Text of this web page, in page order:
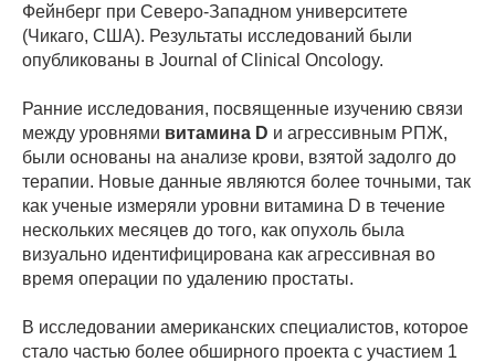
Фейнберг при Северо-Западном университете
(Чикаго, США). Результаты исследований были
опубликованы в Journal of Clinical Oncology.
Ранние исследования, посвященные изучению связи
между уровнями витамина D и агрессивным РПЖ,
были основаны на анализе крови, взятой задолго до
терапии. Новые данные являются более точными, так
как ученые измеряли уровни витамина D в течение
нескольких месяцев до того, как опухоль была
визуально идентифицирована как агрессивная во
время операции по удалению простаты.
В исследовании американских специалистов, которое
стало частью более обширного проекта с участием 1